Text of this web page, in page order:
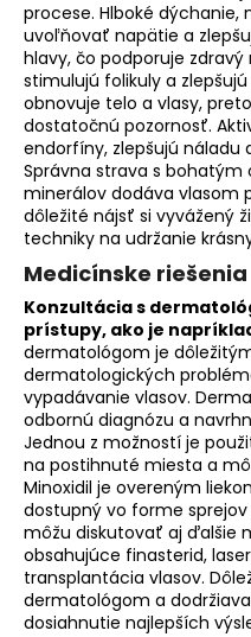
procese. Hlboké
uvoľňovať napätie a
hlavy, čo podporuje zdravý
stimulujú folikuly a
obnovuje telo a vlasy,
dostatočnú pozornosť.
endorfíny, zlepšujú
Správna strava s
minerálov dodáva vlasom
dôležité nájsť si vyvážený
techniky na udržanie
Medicínske riešenia
Konzultácia s
prístupy, ako je
dermatológom je
dermatologických
vypadávanie vlasov.
odbornú diagnózu a
Jednou z možností je
na postihnuté miesta a
Minoxidil je overeným
dostupný vo forme
môžu diskutovať aj ďalšie
obsahujúce finasterid,
transplantácia vlasov.
dermatológom a
dosiahnutie najlepších